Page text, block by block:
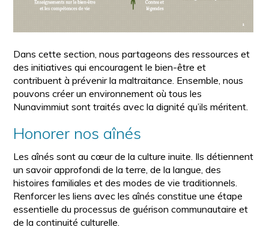
Dans cette section, nous partageons des ressources et
des initiatives qui encouragent le bien-être et
contribuent à prévenir la maltraitance. Ensemble, nous
pouvons créer un environnement où tous les
Nunavimmiut sont traités avec la dignité qu’ils méritent.
Honorer nos aînés
Les aînés sont au cœur de la culture inuite. Ils détiennent
un savoir approfondi de la terre, de la langue, des
histoires familiales et des modes de vie traditionnels.
Renforcer les liens avec les aînés constitue une étape
essentielle du processus de guérison communautaire et
de la continuité culturelle.